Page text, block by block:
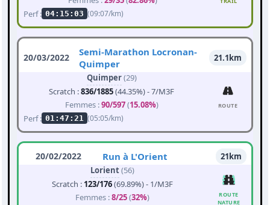
Perf : 04:15:03 (09:07/km)
20/03/2022
Semi-Marathon Locronan-
Quimper
21.1km
Quimper(29)
Scratch :836/1885(44.35%) - 7/M3F
Femmes :90/597(15.08%)
Perf : 01:47:21 (05:05/km)
ROUTE
20/02/2022 Run à L'Orient
21km
Lorient(56)
Scratch : 123/176(69.89%) - 1/M3F
Femmes :8/25(32%)
ROUTE
NATURE